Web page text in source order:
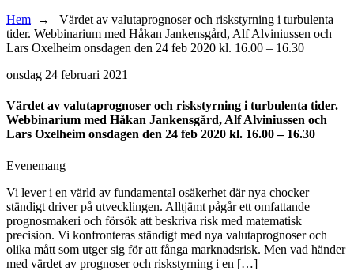
Hem → Värdet av valutaprognoser och riskstyrning i turbulenta
tider. Webbinarium med Håkan Jankensgård, Alf Alviniussen och
Lars Oxelheim onsdagen den 24 feb 2020 kl. 16.00 – 16.30
onsdag 24 februari 2021
Värdet av valutaprognoser och riskstyrning i turbulenta tider.
Webbinarium med Håkan Jankensgård, Alf Alviniussen och
Lars Oxelheim onsdagen den 24 feb 2020 kl. 16.00 – 16.30
Evenemang
Vi lever i en värld av fundamental osäkerhet där nya chocker
ständigt driver på utvecklingen. Alltjämt pågår ett omfattande
prognosmakeri och försök att beskriva risk med matematisk
precision. Vi konfronteras ständigt med nya valutaprognoser och
olika mått som utger sig för att fånga marknadsrisk. Men vad händer
med värdet av prognoser och riskstyrning i en […]